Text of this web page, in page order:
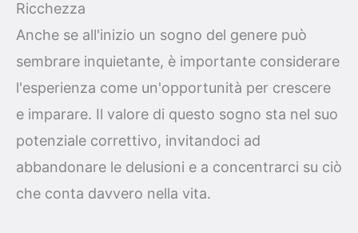
Ricchezza
Anche se all'inizio un sogno del genere può
sembrare inquietante, è importante considerare
l'esperienza come un'opportunità per crescere
e imparare. Il valore di questo sogno sta nel suo
potenziale correttivo, invitandoci ad
abbandonare le delusioni e a concentrarci su ciò
che conta davvero nella vita.